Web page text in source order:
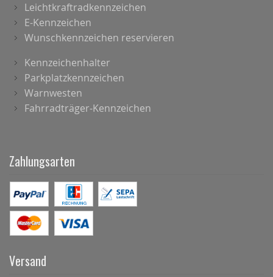
Leichtkraftradkennzeichen
E-Kennzeichen
Wunschkennzeichen reservieren
Kennzeichenhalter
Parkplatzkennzeichen
Warnwesten
Fahrradträger-Kennzeichen
Zahlungsarten
Versand